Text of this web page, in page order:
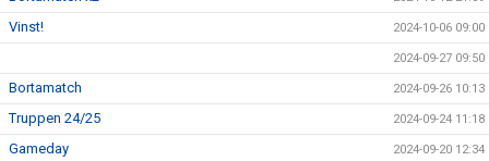
Vinst! 2024-10-06 09:00
2024-09-27 09:50
Bortamatch 2024-09-26 10:13
Truppen 24/25 2024-09-24 11:18
Gameday 2024-09-20 12:34